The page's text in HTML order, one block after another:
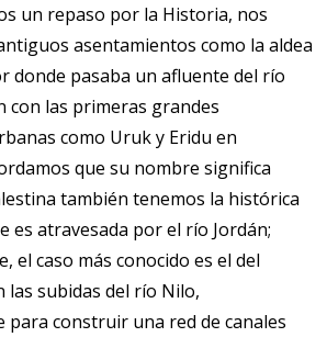
un repaso por la Historia, nos
asentamientos como la aldea
donde pasaba un afluente del río
con las primeras grandes
como Uruk y Eridu en
que su nombre significa
también tenemos la histórica
es atravesada por el río Jordán;
el caso más conocido es el del
las subidas del río Nilo,
para construir una red de canales